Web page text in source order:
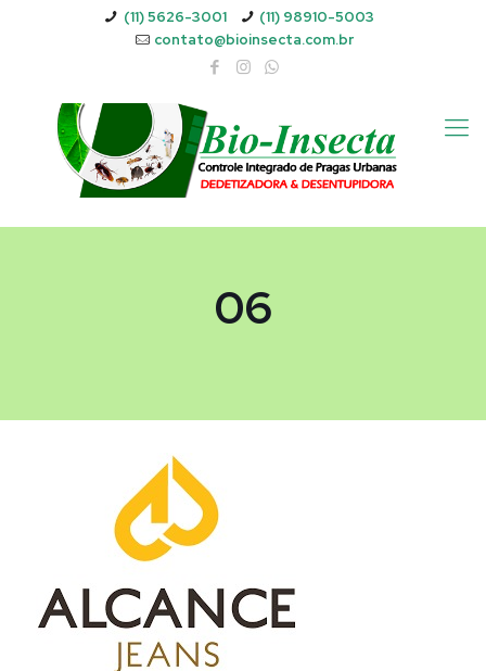
(11) 5626-3001
(11) 98910-5003
contato@bioinsecta.com.br
06